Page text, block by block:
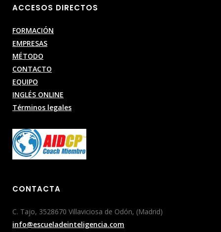
ACCESOS DIRECTOS
FORMACIÓN
EMPRESAS
MÉTODO
CONTACTO
EQUIPO
INGLÉS ONLINE
Términos legales
CONTACTA
C. Tajo, 3528670 Villaviciosa de Odón, (Madrid)
info@escueladeinteligencia.com